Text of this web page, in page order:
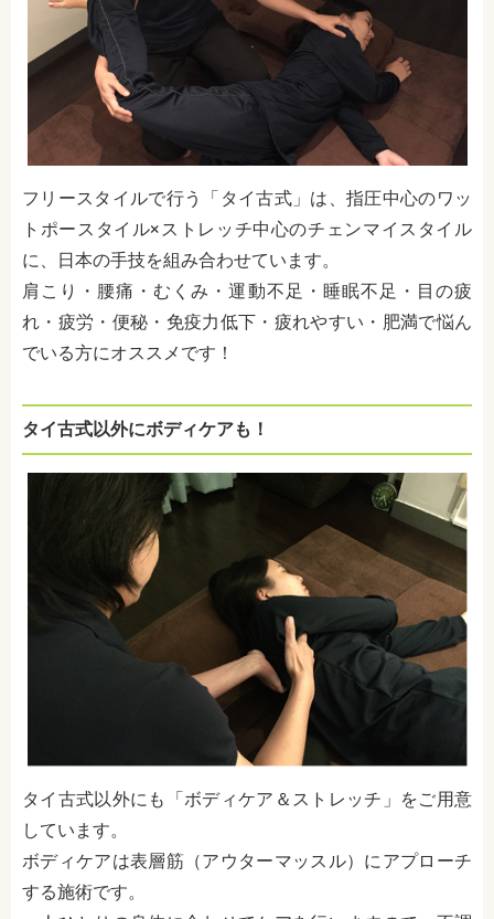
フリースタイルで行う「タイ古式」は、 指圧中心のワッ
トポースタイル×ストレッチ中心のチェンマイスタイル
に、日本の手技を組み合わせています。
肩こり・腰痛・むくみ・運動不足・睡眠不足・目の疲
れ・疲労・便秘・免疫力低下・疲れやすい・肥満で悩ん
でいる方にオススメです！
タイ古式以外にボディケアも！
タイ古式以外にも「ボディケア＆ストレッチ」をご用意
しています。
ボディケアは表層筋（アウターマッスル）にアプローチ
する施術です。